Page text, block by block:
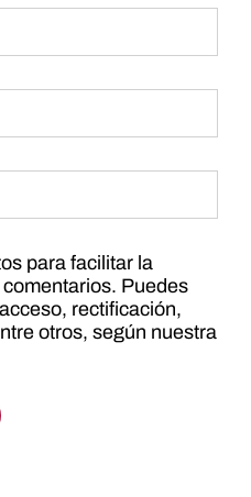
para facilitar la
Puedes
rectificación,
otros, según nuestra